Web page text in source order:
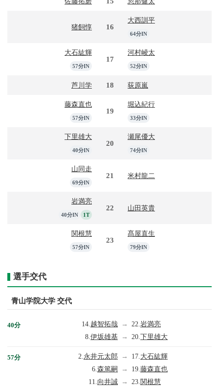
猪飼惇 16
大西訓平
64分IN
大石紘輝
57分IN
17
河村崚太
52分IN
芦川学 18 荻原嵐
藤森直也
57分IN
19
堀込紀行
33分IN
下里雄大
40分IN
20
瀬尾優大
74分IN
山同走
69分IN
21 米村龍二
岩満亮
40分IN 1T
22 山田英貴
関根慧
57分IN
23
髙屋直生
79分IN
選手交代
青山学院大学 交代
40分 14. 越智拓哉 → 22. 岩満亮
8. 伊坂雄基 → 20. 下里雄大
57分 2. 永井元太郎 → 17. 大石紘輝
6. 森篤嗣 → 19. 藤森直也
11. 向井誠 → 23. 関根慧